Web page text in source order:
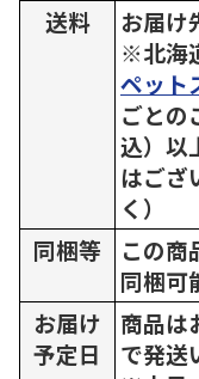
送料
お届け
※北海
ペット
ごとの
込）以
はござ
く）
同梱等
この商
同梱可
お届け
予定日
商品は
で発送